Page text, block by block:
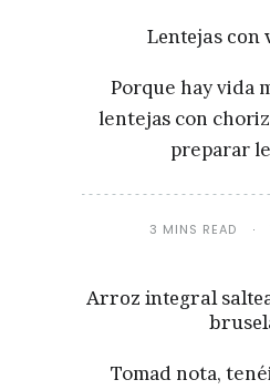
Lentejas con
Porque hay vida
lentejas con
preparar
3 MINS READ
Arroz integral
Tomad nota,